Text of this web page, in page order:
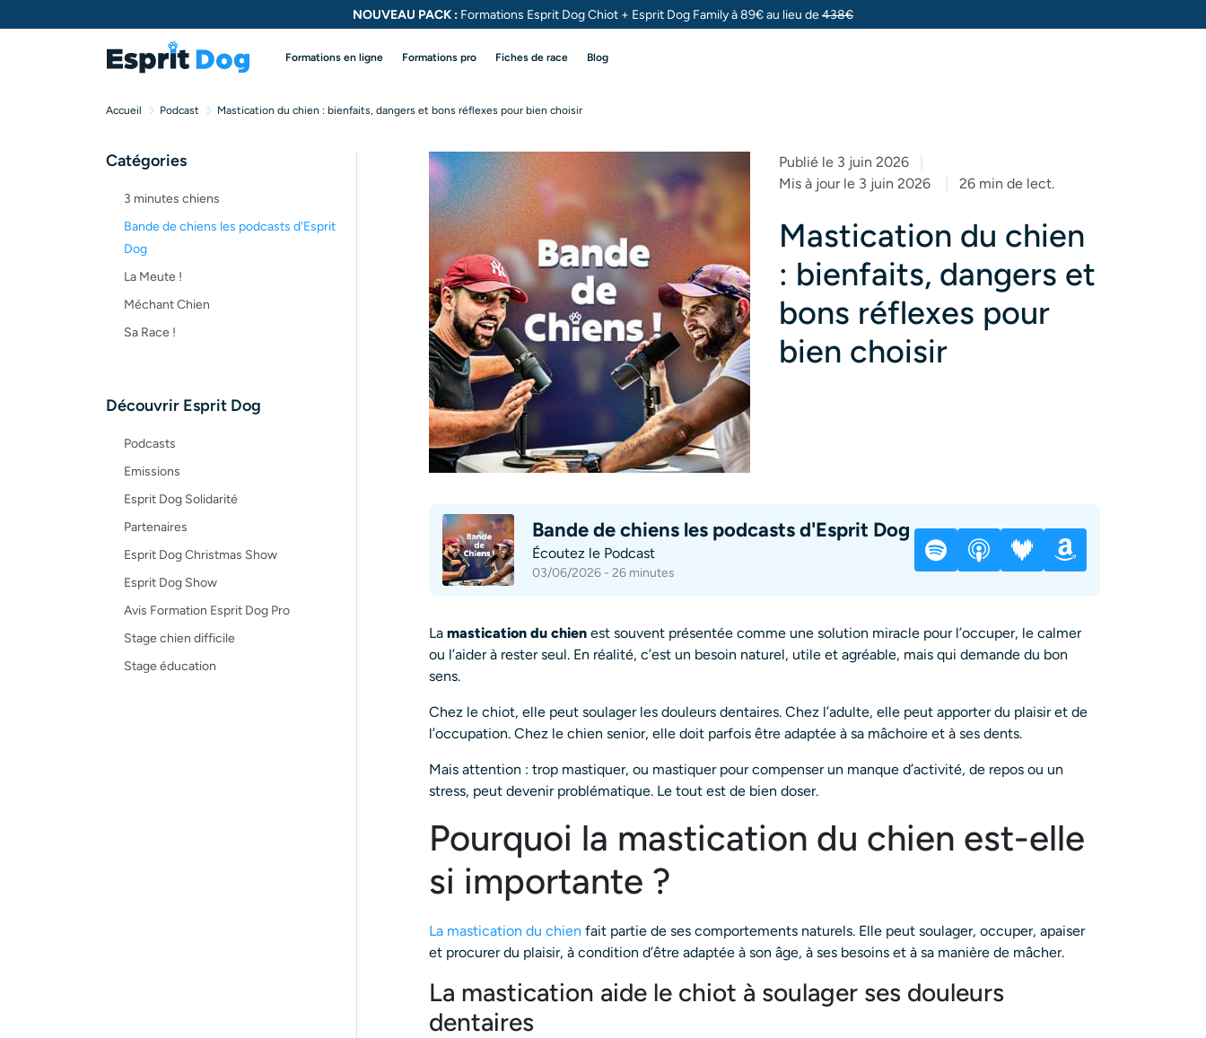
NOUVEAU PACK : Formations Esprit Dog Chiot + Esprit Dog Family à 89€ au lieu de438€
Formations en ligne Formations pro Fiches de race Blog
Accueil Podcast Mastication du chien : bienfaits, dangers et bons réflexes pour bien choisir
Catégories
3 minutes chiens
Bande de chiens les podcasts d'Esprit
Dog
La Meute !
Méchant Chien
Sa Race !
Découvrir Esprit Dog
Podcasts
Emissions
Esprit Dog Solidarité
Partenaires
Esprit Dog Christmas Show
Esprit Dog Show
Avis Formation Esprit Dog Pro
Stage chien difficile
Stage éducation
Publié le 3 juin 2026
Mis à jour le 3 juin 2026
26 min de lect.
Mastication du chien
: bienfaits, dangers et
bons réflexes pour
bien choisir
Bande de chiens les podcasts d'Esprit Dog
Écoutez le Podcast
03/06/2026 - 26 minutes
La mastication du chien est souvent présentée comme une solution miracle pour l’occuper, le calmer
ou l’aider à rester seul. En réalité, c’est un besoin naturel, utile et agréable, mais qui demande du bon
sens.
Chez le chiot, elle peut soulager les douleurs dentaires. Chez l’adulte, elle peut apporter du plaisir et de
l’occupation. Chez le chien senior, elle doit parfois être adaptée à sa mâchoire et à ses dents.
Mais attention : trop mastiquer, ou mastiquer pour compenser un manque d’activité, de repos ou un
stress, peut devenir problématique. Le tout est de bien doser.
Pourquoi la mastication du chien est-elle
si importante ?
La mastication du chien fait partie de ses comportements naturels. Elle peut soulager, occuper, apaiser
et procurer du plaisir, à condition d’être adaptée à son âge, à ses besoins et à sa manière de mâcher.
La mastication aide le chiot à soulager ses douleurs
dentaires